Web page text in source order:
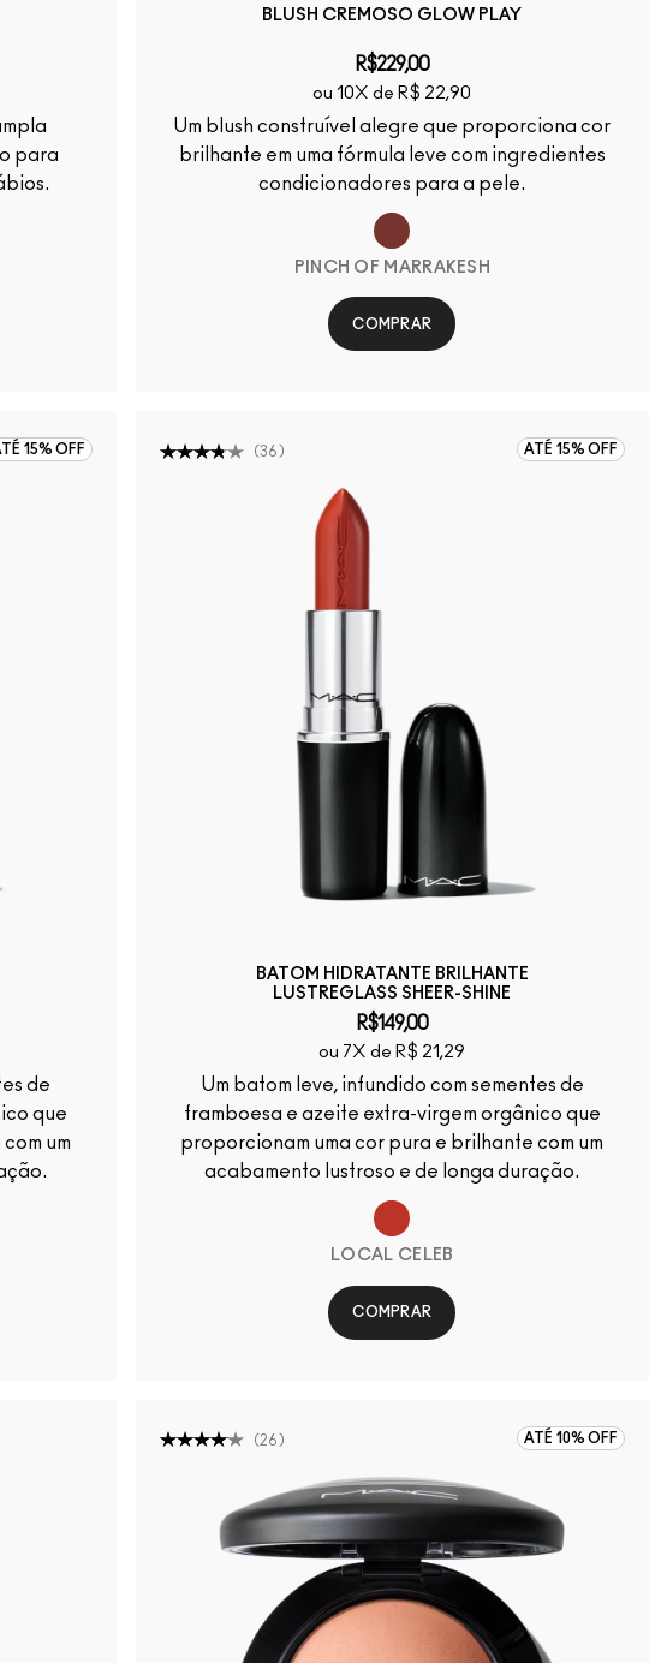
para
BLUSH CREMOSO GLOW PLAY
R$229,00
ou 10X de R$ 22,90
Um blush construível alegre que proporciona cor
brilhante em uma fórmula leve com ingredientes
condicionadores para a pele.
PINCH OF MARRAKESH
COMPRAR
15% OFF
de
que
um
ATÉ 15% OFF
(36 )
BATOM HIDRATANTE BRILHANTE
LUSTREGLASS SHEER-SHINE
R$149,00
ou 7X de R$ 21,29
Um batom leve, infundido com sementes de
framboesa e azeite extra-virgem orgânico que
proporcionam uma cor pura e brilhante com um
acabamento lustroso e de longa duração.
LOCAL CELEB
COMPRAR
ATÉ 10% OFF
( 26 )